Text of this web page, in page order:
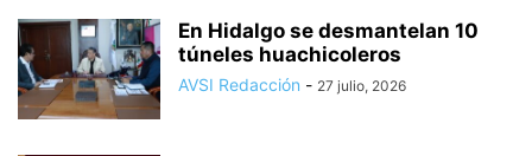
En Hidalgo se desmantelan 10
túneles huachicoleros
AVSI Redacción - 27 julio, 2026